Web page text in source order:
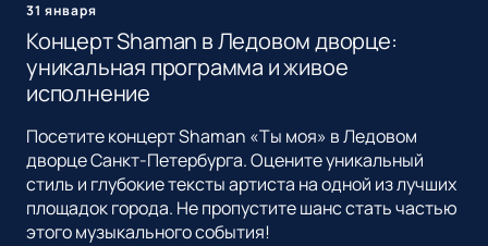
31 января
Концерт Shaman в Ледовом дворце:
уникальная программа и живое
исполнение
Посетите концерт Shaman «Ты моя» в Ледовом
дворце Санкт-Петербурга. Оцените уникальный
стиль и глубокие тексты артиста на одной из лучших
площадок города. Не пропустите шанс стать частью
этого музыкального события!